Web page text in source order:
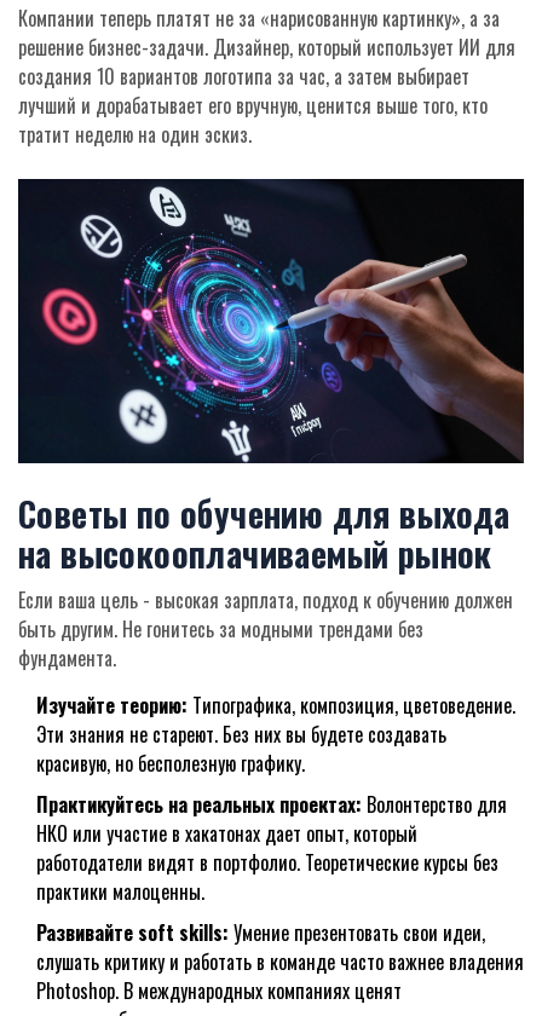
Компании теперь платят не за «нарисованную картинку», а за
решение бизнес-задачи. Дизайнер, который использует ИИ для
создания 10 вариантов логотипа за час, а затем выбирает
лучший и дорабатывает его вручную, ценится выше того, кто
тратит неделю на один эскиз.
Советы по обучению для выхода
на высокооплачиваемый рынок
Если ваша цель - высокая зарплата, подход к обучению должен
быть другим. Не гонитесь за модными трендами без
фундамента.
Изучайте теорию: Типографика, композиция, цветоведение.
Эти знания не стареют. Без них вы будете создавать
красивую, но бесполезную графику.
Практикуйтесь на реальных проектах: Волонтерство для
НКО или участие в хакатонах дает опыт, который
работодатели видят в портфолио. Теоретические курсы без
практики малоценны.
Развивайте soft skills: Умение презентовать свои идеи,
слушать критику и работать в команде часто важнее владения
Photoshop. В международных компаниях ценят